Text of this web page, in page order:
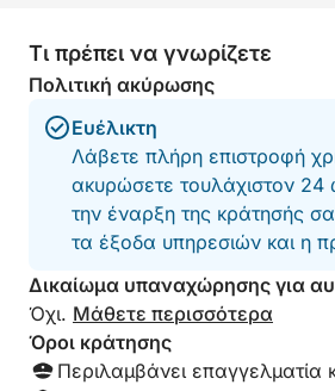
μια από τις πιο όμορφες εικόνες
Τι πρέπει να γνωρίζετε
Πολιτική ακύρωσης
Ευέλικτη
Λάβετε πλήρη επιστροφή
ακυρώσετε τουλάχιστον 24
την έναρξη της κράτησής
τα έξοδα υπηρεσιών και η
Δικαίωμα υπαναχώρησης για
Όχι. Μάθετε περισσότερα
Όροι κράτησης
Περιλαμβάνει επαγγελματία